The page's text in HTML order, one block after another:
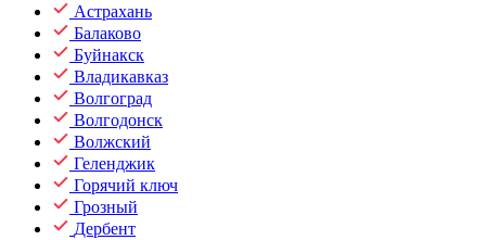
Астрахань
Балаково
Буйнакск
Владикавказ
Волгоград
Волгодонск
Волжский
Геленджик
Горячий ключ
Грозный
Дербент